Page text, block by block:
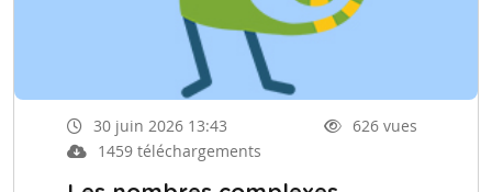
30 juin 2026 13:43
626 vues
1459 téléchargements